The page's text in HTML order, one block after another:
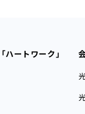
「ハートワーク」